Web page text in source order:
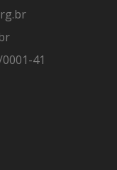
0001-41